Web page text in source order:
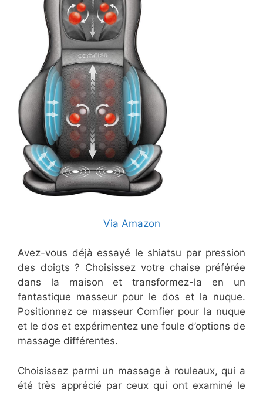
Via Amazon
Avez-vous déjà essayé le shiatsu par pression
des doigts ? Choisissez votre chaise préférée
dans la maison et transformez-la en un
fantastique masseur pour le dos et la nuque.
Positionnez ce masseur Comfier pour la nuque
et le dos et expérimentez une foule d’options de
massage différentes.
Choisissez parmi un massage à rouleaux, qui a
été très apprécié par ceux qui ont examiné le